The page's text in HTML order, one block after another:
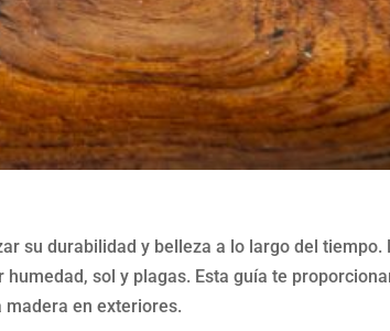
su durabilidad y belleza a lo largo del tiempo.
sol y plagas. Esta guía te
en exteriores.